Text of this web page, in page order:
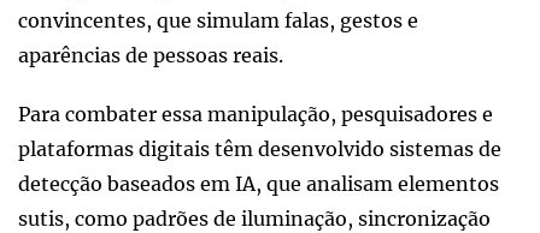
convincentes, que simulam falas, gestos e
aparências de pessoas reais.
Para combater essa manipulação, pesquisadores e
plataformas digitais têm desenvolvido sistemas de
detecção baseados em IA, que analisam elementos
sutis, como padrões de iluminação, sincronização